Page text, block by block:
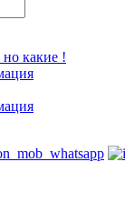
какие !